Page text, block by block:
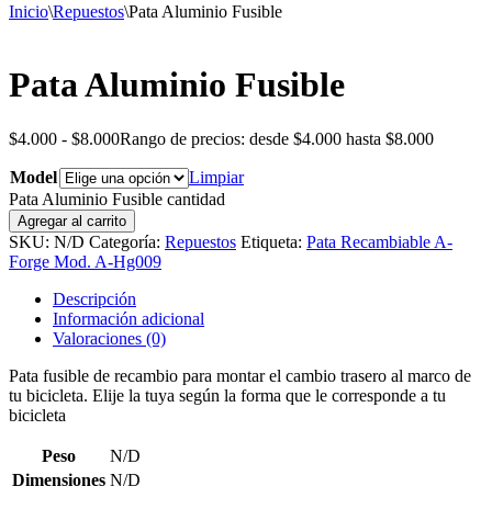
Inicio\Repuestos\Pata Aluminio Fusible
Pata Aluminio Fusible
$4.000 - $8.000Rango de precios: desde $4.000 hasta $8.000
Model
Limpiar
Pata Aluminio Fusible cantidad
Agregar al carrito
SKU: N/D Categoría: Repuestos Etiqueta: Pata Recambiable A-
Forge Mod. A-Hg009
Descripción
Información adicional
Valoraciones (0)
Pata fusible de recambio para montar el cambio trasero al marco de
tu bicicleta. Elije la tuya según la forma que le corresponde a tu
bicicleta
Peso
N/D
Dimensiones N/D